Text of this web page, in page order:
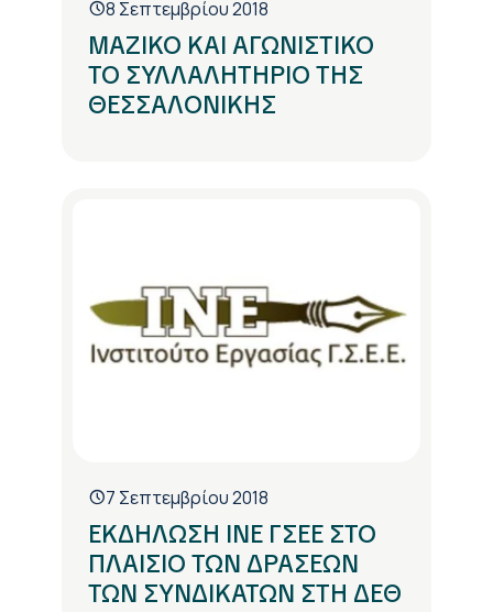
8 Σεπτεμβρίου 2018
ΜΑΖΙΚΟ ΚΑΙ ΑΓΩΝΙΣΤΙΚΟ
ΤΟ ΣΥΛΛΑΛΗΤΗΡΙΟ ΤΗΣ
ΘΕΣΣΑΛΟΝΙΚΗΣ
7 Σεπτεμβρίου 2018
ΕΚΔΗΛΩΣΗ ΙΝΕ ΓΣΕΕ ΣΤΟ
ΠΛΑΙΣΙΟ ΤΩΝ ΔΡΑΣΕΩΝ
ΤΩΝ ΣΥΝΔΙΚΑΤΩΝ ΣΤΗ ΔΕΘ